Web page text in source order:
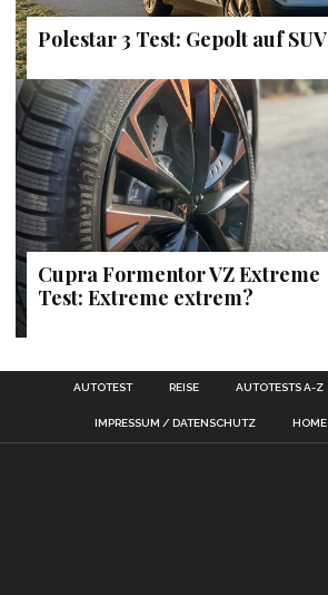
Polestar 3 Test: Gepolt auf SUV
Cupra Formentor VZ Extreme
Test: Extreme extrem?
AUTOTEST REISE AUTOTESTS A-Z
IMPRESSUM / DATENSCHUTZ HOME